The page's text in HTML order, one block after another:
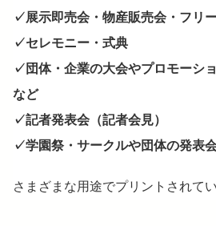
✓展示即売会・物産販売会・フリ
✓セレモニー・式典
✓団体・企業の大会やプロモーシ
など
✓記者発表会（記者会見）
✓学園祭・サークルや団体の発表
さまざまな用途でプリントされてい